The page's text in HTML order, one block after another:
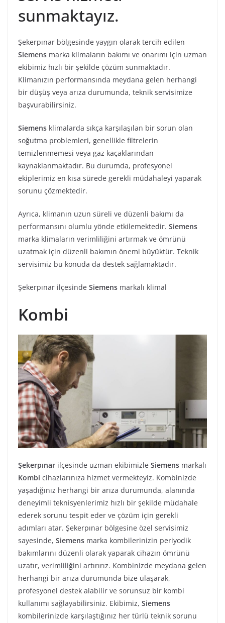
sunmaktayız.
Şekerpınar bölgesinde yaygın olarak tercih edilen
Siemens marka klimaların bakımı ve onarımı için uzman
ekibimiz hızlı bir şekilde çözüm sunmaktadır.
Klimanızın performansında meydana gelen herhangi
bir düşüş veya arıza durumunda, teknik servisimize
başvurabilirsiniz.
Siemens klimalarda sıkça karşılaşılan bir sorun olan
soğutma problemleri, genellikle filtrelerin
temizlenmemesi veya gaz kaçaklarından
kaynaklanmaktadır. Bu durumda, profesyonel
ekiplerimiz en kısa sürede gerekli müdahaleyi yaparak
sorunu çözmektedir.
Ayrıca, klimanın uzun süreli ve düzenli bakımı da
performansını olumlu yönde etkilemektedir. Siemens
marka klimaların verimliliğini artırmak ve ömrünü
uzatmak için düzenli bakımın önemi büyüktür. Teknik
servisimiz bu konuda da destek sağlamaktadır.
Şekerpınar ilçesinde Siemens markalı klimal
Kombi
Şekerpınar ilçesinde uzman ekibimizle Siemens markalı
Kombi cihazlarınıza hizmet vermekteyiz. Kombinizde
yaşadığınız herhangi bir arıza durumunda, alanında
deneyimli teknisyenlerimiz hızlı bir şekilde müdahale
ederek sorunu tespit eder ve çözüm için gerekli
adımları atar. Şekerpınar bölgesine özel servisimiz
sayesinde, Siemens marka kombilerinizin periyodik
bakımlarını düzenli olarak yaparak cihazın ömrünü
uzatır, verimliliğini artırırız. Kombinizde meydana gelen
herhangi bir arıza durumunda bize ulaşarak,
profesyonel destek alabilir ve sorunsuz bir kombi
kullanımı sağlayabilirsiniz. Ekibimiz, Siemens
kombilerinizde karşılaştığınız her türlü teknik sorunu